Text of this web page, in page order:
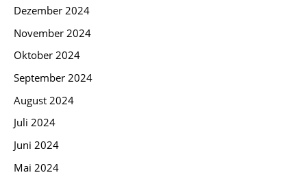
Dezember 2024
November 2024
Oktober 2024
September 2024
August 2024
Juli 2024
Juni 2024
Mai 2024